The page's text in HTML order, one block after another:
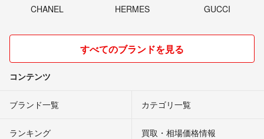
CHANEL HERMES GUCCI
すべてのブランドを見る
コンテンツ
ブランド一覧 カテゴリ一覧
ランキング 買取・相場価格情報